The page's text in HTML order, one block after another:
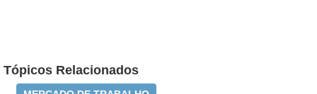
Tópicos Relacionados